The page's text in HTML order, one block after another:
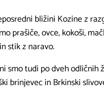
bližini Kozine z
prašiče, ovce, kokoši,
stik z naravo.
smo tudi po dveh odličnih
brinjevec in Brkinski